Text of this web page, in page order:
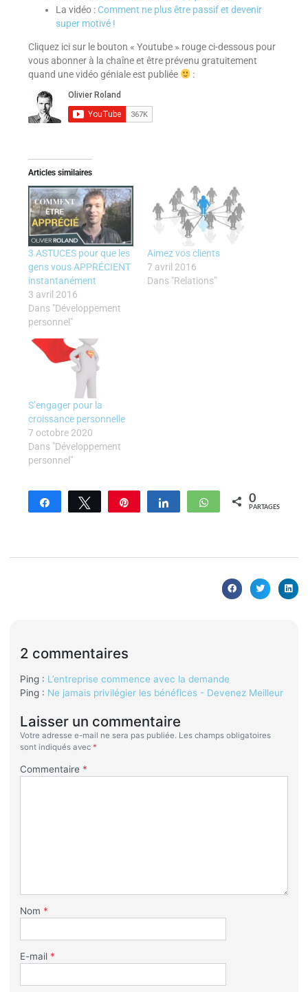
La vidéo : Comment ne plus être passif et devenir
super motivé !
Cliquez ici sur le bouton « Youtube » rouge ci-dessous pour
vous abonner à la chaîne et être prévenu gratuitement
quand une vidéo géniale est publiée
:
Articles similaires
3 ASTUCES pour que les
gens vous APPRÉCIENT
instantanément
3 avril 2016
Dans "Développement
personnel"
Aimez vos clients
7 avril 2016
Dans "Relations"
S’engager pour la
croissance personnelle
7 octobre 2020
Dans "Développement
personnel"
Partagez Tweetez Enregistrer Partagez WhatsApp
0
PARTAGES
2 commentaires
Ping : L’entreprise commence avec la demande
Ping : Ne jamais privilégier les bénéfices - Devenez Meilleur
Laisser un commentaire
Votre adresse e-mail ne sera pas publiée. Les champs obligatoires
sont indiqués avec *
Commentaire *
Nom *
E-mail *